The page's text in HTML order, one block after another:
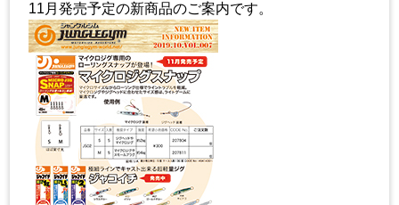
11月発売予定の新商品のご案内です。